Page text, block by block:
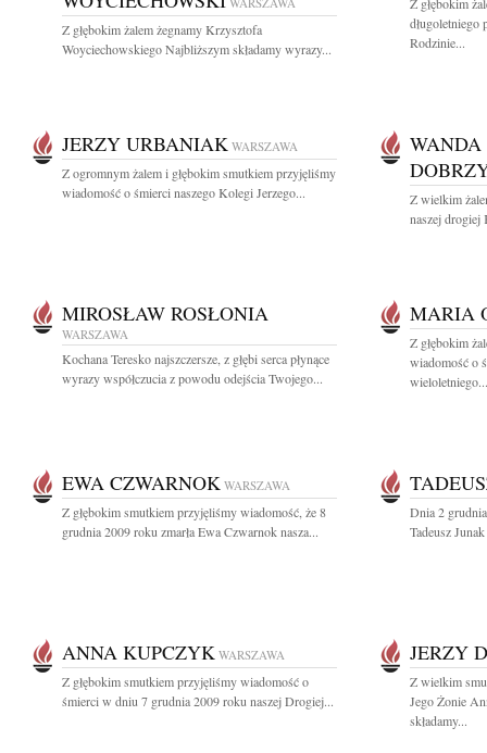
Z głębokim żalem żegnamy Krzysztofa
Woyciechowskiego Najbliższym składamy wyrazy...
Rodzinie...
JERZY URBANIAK WARSZAWA
Z ogromnym żalem i głębokim smutkiem przyjęliśmy
wiadomość o śmierci naszego Kolegi Jerzego...
Z wielkim
naszej drogiej
MIROSŁAW ROSŁONIA
WARSZAWA
Kochana Teresko najszczersze, z głębi serca płynące
wyrazy współczucia z powodu odejścia Twojego...
MARIA
Z głębokim
wiadomość o
wieloletniego...
EWA CZWARNOK WARSZAWA
Z głębokim smutkiem przyjęliśmy wiadomość, że 8
grudnia 2009 roku zmarła Ewa Czwarnok nasza...
Dnia 2
Tadeusz
ANNA KUPCZYK WARSZAWA
Z głębokim smutkiem przyjęliśmy wiadomość o
śmierci w dniu 7 grudnia 2009 roku naszej Drogiej...
JERZY
Z wielkim
Jego Żonie
składamy...